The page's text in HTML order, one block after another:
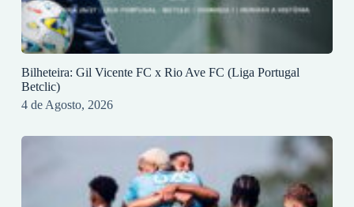
Bilheteira: Gil Vicente FC x Rio Ave FC (Liga Portugal
Betclic)
4 de Agosto, 2026